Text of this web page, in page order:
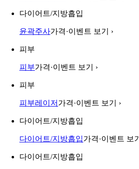
다이어트/지방흡입
윤곽주사가격·이벤트 보기 ›
피부
피부가격·이벤트 보기 ›
피부
피부레이저 가격·이벤트 보기 ›
다이어트/지방흡입
다이어트/지방흡입가격·이벤트 보기
다이어트/지방흡입